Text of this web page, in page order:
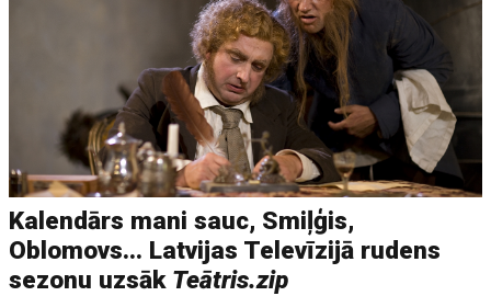
Kalendārs mani sauc, Smiļģis,
Oblomovs... Latvijas Televīzijā rudens
sezonu uzsāk Teātris.zip